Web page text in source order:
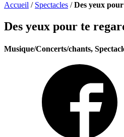
Accueil / Spectacles /Des yeux
Des yeux pour te
Musique/Concerts/chants,